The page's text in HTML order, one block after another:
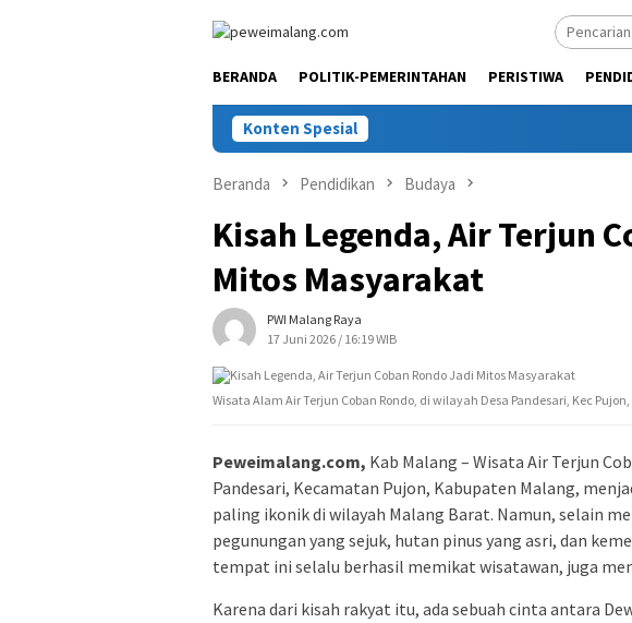
BERANDA POLITIK-PEMERINTAHAN PERISTIWA
Konten Spesial
Beranda Pendidikan Budaya
Kisah Legenda, Air Terjun
Mitos Masyarakat
PWI Malang Raya
17 Juni 2026 / 16:19 WIB
Wisata Alam Air Terjun Coban Rondo, di wilayah Desa Pandesari, Kec
Peweimalang.com, Kab Malang – Wisata Air Terjun
Pandesari, Kecamatan Pujon, Kabupaten Malang,
paling ikonik di wilayah Malang Barat. Namun, selain
pegunungan yang sejuk, hutan pinus yang asri, dan
tempat ini selalu berhasil memikat wisatawan, juga
Karena dari kisah rakyat itu, ada sebuah cinta antara